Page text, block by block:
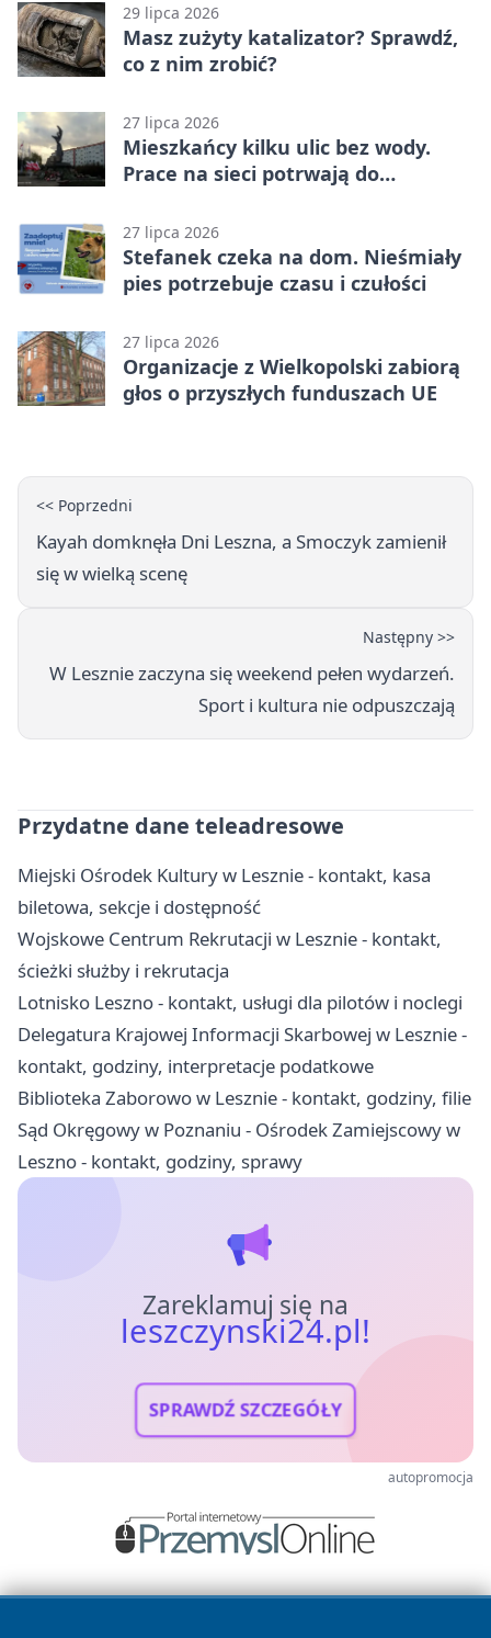
29 lipca 2026
Masz zużyty katalizator? Sprawdź,
co z nim zrobić?
27 lipca 2026
Mieszkańcy kilku ulic bez wody.
Prace na sieci potrwają do
27 lipca 2026
Stefanek czeka na dom. Nieśmiały
pies potrzebuje czasu i czułości
27 lipca 2026
Organizacje z Wielkopolski zabiorą
głos o przyszłych funduszach UE
<< Poprzedni
Kayah domknęła Dni Leszna, a Smoczyk zamienił
się w wielką scenę
Następny >>
W Lesznie zaczyna się weekend pełen wydarzeń.
Sport i kultura nie odpuszczają
Przydatne dane teleadresowe
Miejski Ośrodek Kultury w Lesznie - kontakt, kasa
biletowa, sekcje i dostępność
Wojskowe Centrum Rekrutacji w Lesznie - kontakt,
ścieżki służby i rekrutacja
Lotnisko Leszno - kontakt, usługi dla pilotów i noclegi
Delegatura Krajowej Informacji Skarbowej w Lesznie -
kontakt, godziny, interpretacje podatkowe
Biblioteka Zaborowo w Lesznie - kontakt, godziny, filie
Sąd Okręgowy w Poznaniu - Ośrodek Zamiejscowy w
Leszno - kontakt, godziny, sprawy
Zareklamuj się na
leszczynski24.pl!
SPRAWDŹ SZCZEGÓŁY
autopromocja